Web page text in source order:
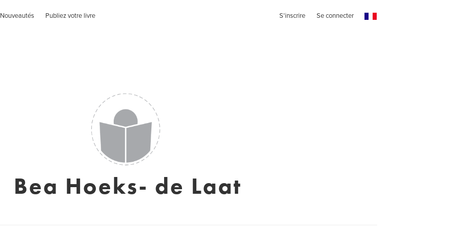
Nouveautés Publiez votre livre S'inscrire Se connecter
Bea Hoeks- de Laat